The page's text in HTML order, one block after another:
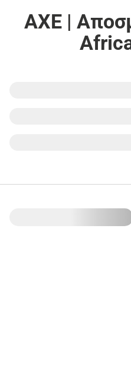
AXE |